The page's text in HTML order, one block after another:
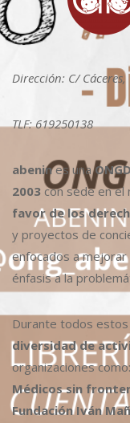
Dirección: C/
TLF:
abenines una
2003 con sede en
favor de los
y proyectos de
enfocados a mejorar
énfasis a la
Durante todos estos
diversidad de
organizaciones
Médicos sin
Fundación Iván